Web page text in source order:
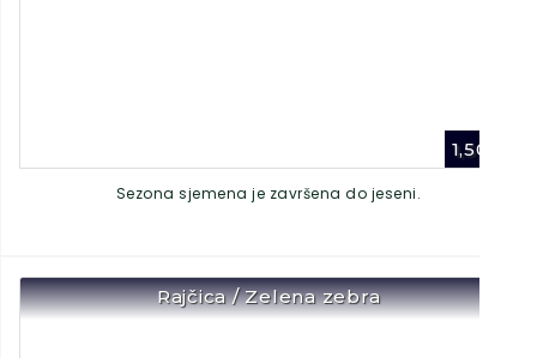
1,50
Sezona sjemena je završena do jeseni.
Rajčica / Zelena zebra